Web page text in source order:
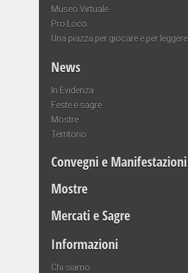
Museo Virtuale
Pro Loco
Una piazza per giocare e per leggere
News
In Evidenza
Feste e sagre
Mostre
Territorio
Convegni e Manifestazioni
Mostre
Mercati e Sagre
Informazioni
Chi siamo